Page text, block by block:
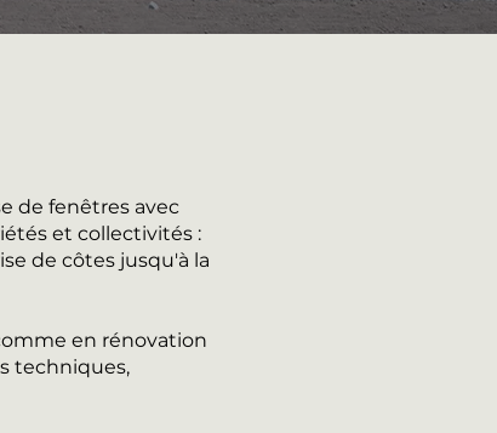
de fenêtres avec
et collectivités :
de côtes jusqu'à la
en rénovation
techniques,